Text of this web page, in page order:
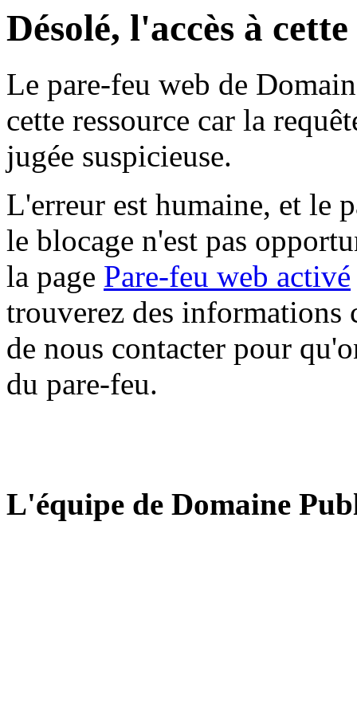
Désolé, l'accès à
Le pare-feu web de
cette ressource car la
jugée suspicieuse.
L'erreur est humaine, et le
le blocage n'est pas
la page Pare-feu web activé
trouverez des informations
de nous contacter pour
du pare-feu.
L'équipe de Domaine